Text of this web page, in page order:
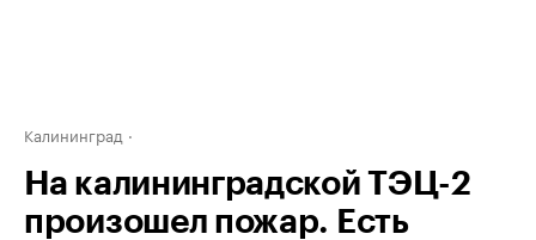
Калининград
На калининградской ТЭЦ-2
произошел пожар. Есть